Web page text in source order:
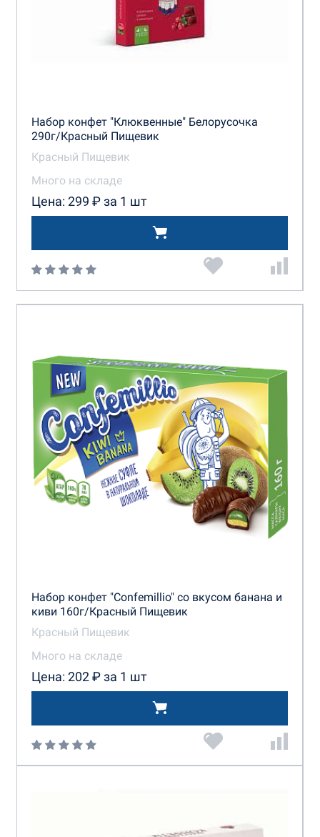
Набор конфет "Клюквенные" Белорусочка
290г/Красный Пищевик
Красный Пищевик
Много на складе
Цена: 299 ₽ за 1 шт
Набор конфет "Confemillio" со вкусом банана и
киви 160г/Красный Пищевик
Красный Пищевик
Много на складе
Цена: 202 ₽ за 1 шт